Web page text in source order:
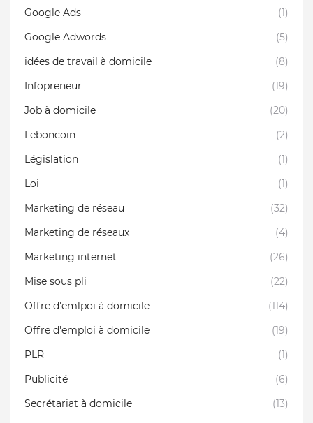
Google Ads
(1)
Google Adwords
(5)
idées de travail à domicile
(8)
Infopreneur
(19)
Job à domicile
(20)
Leboncoin
(2)
Législation
(1)
Loi
(1)
Marketing de réseau
(32)
Marketing de réseaux
(4)
Marketing internet
(26)
Mise sous pli
(22)
Offre d'emlpoi à domicile
(114)
Offre d'emploi à domicile
(19)
PLR
(1)
Publicité
(6)
Secrétariat à domicile
(13)